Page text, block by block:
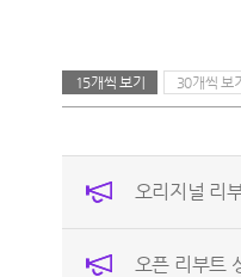
15개씩 보기 30개씩 보
오리지널 리
오픈 리부트